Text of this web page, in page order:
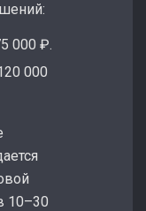
000 ₽.
000
10–30